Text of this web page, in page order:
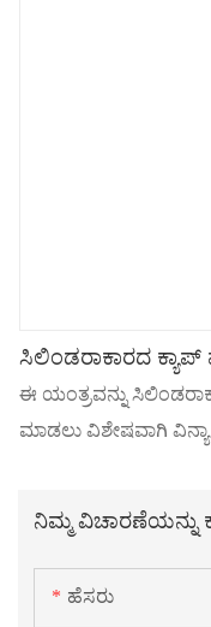
ನಿಮ್ಮ ವಿಚಾರಣೆಯನ್ನು
ಹೆಸರು
ಸಿಲಿಂಡರಾಕಾರದ ಕ್ಯಾಪ್
ಶಾಖ ವರ್ಗಾವಣೆ ಯಂತ್ರ
ಈ ಯಂತ್ರವನ್ನು
ಮಾಡಲು ವಿಶೇಷವಾಗಿ